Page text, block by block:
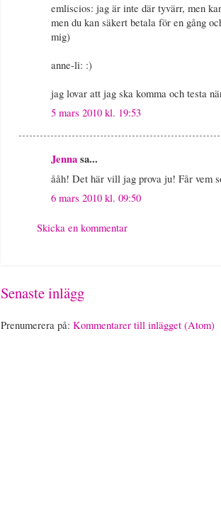
emliscios: jag är inte där tyvärr, men
men du kan säkert betala för en gång
mig)
anne-li: :)
jag lovar att jag ska komma och testa
5 mars 2010 kl. 19:53
Jennasa...
ååh! Det här vill jag prova ju! Får vem
6 mars 2010 kl. 09:50
Skicka en kommentar
Senaste inlägg
Prenumerera på: Kommentarer till inlägget (Atom)